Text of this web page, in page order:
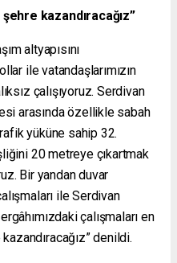
kazandıracağız”
altyapısını
ile vatandaşlarımızın
çalışıyoruz. Serdivan
arasında özellikle sabah
yüküne sahip 32.
20 metreye çıkartmak
Bir yandan duvar
ile Serdivan
çalışmaları en
denildi.